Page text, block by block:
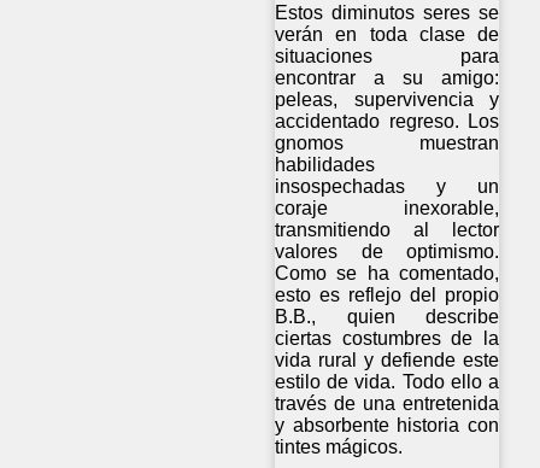
Estos diminutos seres se
verán en toda clase de
situaciones para
encontrar a su amigo:
peleas, supervivencia y
accidentado regreso. Los
gnomos muestran
habilidades
insospechadas y un
coraje inexorable,
transmitiendo al lector
valores de optimismo.
Como se ha comentado,
esto es reflejo del propio
B.B., quien describe
ciertas costumbres de la
vida rural y defiende este
estilo de vida. Todo ello a
través de una entretenida
y absorbente historia con
tintes mágicos.